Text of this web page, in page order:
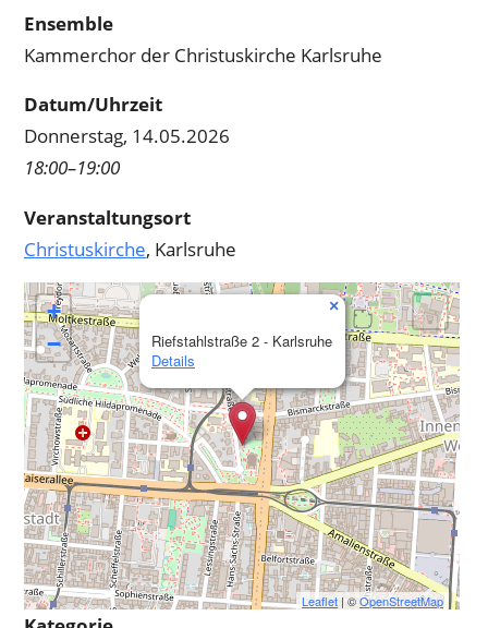
Ensemble
Kammerchor der Christuskirche Karlsruhe
Datum/Uhrzeit
Donnerstag, 14.05.2026
18:00–19:00
Veranstaltungsort
Christuskirche, Karlsruhe
Riefstahlstraße 2 - Karlsruhe
Details
×
+
−
Leaflet | ©OpenStreetMap